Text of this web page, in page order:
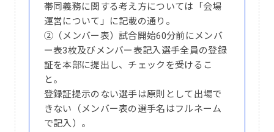
帯同義務に関する考え方については「会場
運営について」に記載の通り。
②（メンバー表）試合開始60分前にメンバ
ー表3枚及びメンバー表記入選手全員の登録
証を本部に提出し、チェックを受けるこ
と。
登録証提示のない選手は原則として出場で
きない（メンバー表の選手名はフルネーム
で記入）。